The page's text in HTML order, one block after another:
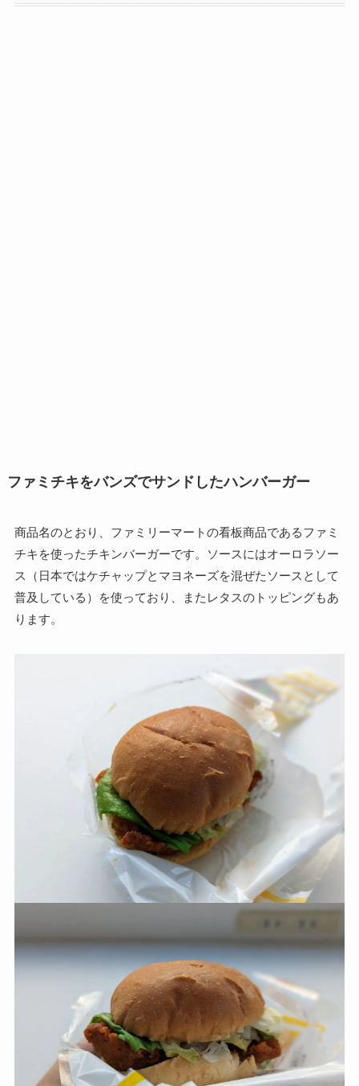
ファミチキをバンズでサンドしたハンバーガー
商品名のとおり、ファミリーマートの看板商品であるファミ
チキを使ったチキンバーガーです。ソースにはオーロラソー
ス（日本ではケチャップとマヨネーズを混ぜたソースとして
普及している）を使っており、またレタスのトッピングもあ
ります。